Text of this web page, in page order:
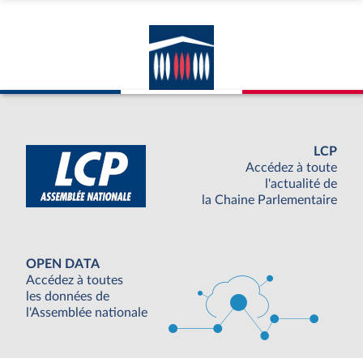
LCP
Accédez à toute
l'actualité de
la Chaine Parlementaire
OPEN DATA
Accédez à toutes
les données de
l'Assemblée nationale